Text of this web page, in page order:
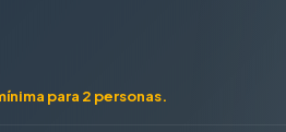
para 2 personas.